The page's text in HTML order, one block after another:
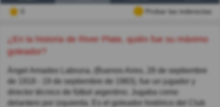
Probar las inderectas
¿En la historia de River Plate, quién fue su máximo
goleador?
Ángel Amadeo Labruna, (Buenos Aires, 28 de septiembre
de 1918 - 19 de septiembre de 1983), fue un jugador y
director técnico de fútbol argentino. Jugaba como
delantero por izquierda. Es el goleador histórico del Club